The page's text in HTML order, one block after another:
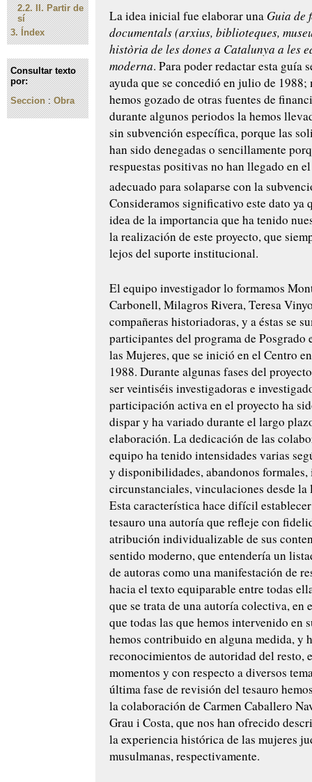
2.2.II. Partir de
sí
3.Índex
Consultar texto
por:
Seccion:Obra
La idea inicial fue elaborar una Guia de
documentals (arxius, biblioteques,
història de les dones a Catalunya a les
moderna. Para poder redactar esta guía
ayuda que se concedió en julio de 1988;
hemos gozado de otras fuentes de
durante algunos periodos la hemos
sin subvención específica, porque las
han sido denegadas o sencillamente
respuestas positivas no han llegado en
adecuado para solaparse con la
Consideramos significativo este dato ya
idea de la importancia que ha tenido
la realización de este proyecto, que
lejos del suporte institucional.
El equipo investigador lo formamos
Carbonell, Milagros Rivera, Teresa
compañeras historiadoras, y a éstas se
participantes del programa de Posgrado
las Mujeres, que se inició en el Centro
1988. Durante algunas fases del
ser veintiséis investigadoras e
participación activa en el proyecto ha
dispar y ha variado durante el largo
elaboración. La dedicación de las
equipo ha tenido intensidades varias
y disponibilidades, abandonos
circunstanciales, vinculaciones desde
Esta característica hace difícil
tesauro una autoría que refleje con
atribución individualizable de sus
sentido moderno, que entendería un
de autoras como una manifestación de
hacia el texto equiparable entre todas
que se trata de una autoría colectiva, en
que todas las que hemos intervenido en
hemos contribuido en alguna medida, y
reconocimientos de autoridad del resto,
momentos y con respecto a diversos
última fase de revisión del tesauro
la colaboración de Carmen Caballero
Grau i Costa, que nos han ofrecido
la experiencia histórica de las mujeres
musulmanas, respectivamente.